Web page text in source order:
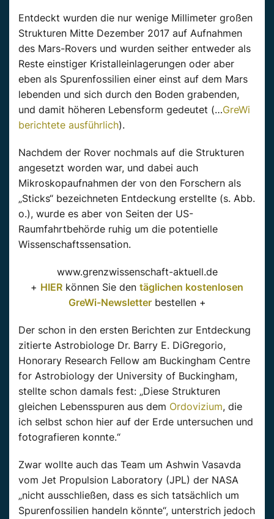
Entdeckt wurden die nur wenige Millimeter großen
Strukturen Mitte Dezember 2017 auf Aufnahmen
des Mars-Rovers und wurden seither entweder als
Reste einstiger Kristalleinlagerungen oder aber
eben als Spurenfossilien einer einst auf dem Mars
lebenden und sich durch den Boden grabenden,
und damit höheren Lebensform gedeutet (…GreWi
berichtete ausführlich).
Nachdem der Rover nochmals auf die Strukturen
angesetzt worden war, und dabei auch
Mikroskopaufnahmen der von den Forschern als
„Sticks“ bezeichneten Entdeckung erstellte (s. Abb.
o.), wurde es aber von Seiten der US-
Raumfahrtbehörde ruhig um die potentielle
Wissenschaftssensation.
www.grenzwissenschaft-aktuell.de
+ HIER können Sie den täglichen kostenlosen
GreWi-Newsletterbestellen +
Der schon in den ersten Berichten zur Entdeckung
zitierte Astrobiologe Dr. Barry E. DiGregorio,
Honorary Research Fellow am Buckingham Centre
for Astrobiology der University of Buckingham,
stellte schon damals fest: „Diese Strukturen
gleichen Lebensspuren aus dem Ordovizium, die
ich selbst schon hier auf der Erde untersuchen und
fotografieren konnte.“
Zwar wollte auch das Team um Ashwin Vasavda
vom Jet Propulsion Laboratory (JPL) der NASA
„nicht ausschließen, dass es sich tatsächlich um
Spurenfossilien handeln könnte“, unterstrich jedoch